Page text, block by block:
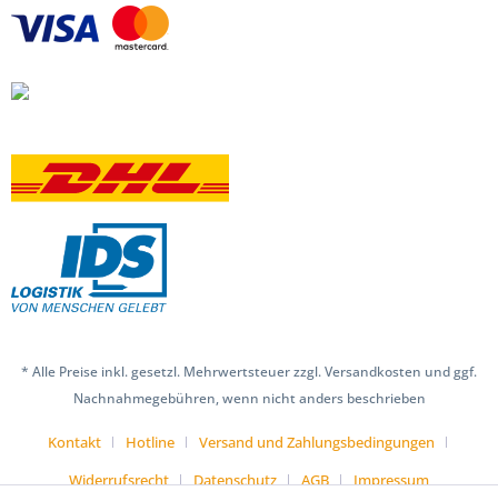
* Alle Preise inkl. gesetzl. Mehrwertsteuer zzgl. Versandkosten und ggf.
Nachnahmegebühren, wenn nicht anders beschrieben
Kontakt Hotline
Versand und Zahlungsbedingungen
Widerrufsrecht
Datenschutz AGB Impressum